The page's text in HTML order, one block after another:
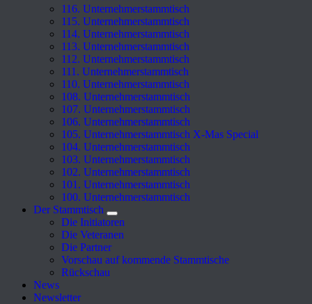
116. Unternehmerstammtisch
115. Unternehmerstammtisch
114. Unternehmerstammtisch
113. Unternehmerstammtisch
112. Unternehmerstammtisch
111. Unternehmerstammtisch
110. Unternehmerstammtisch
108. Unternehmerstammtisch
107. Unternehmerstammtisch
106. Unternehmerstammtisch
105. Unternehmerstammtisch X-Mas Special
104. Unternehmerstammtisch
103. Unternehmerstammtisch
102. Unternehmerstammtisch
101. Unternehmerstammtisch
100. Unternehmerstammtisch
Der Stammtisch
Die Initiatoren
Die Veteranen
Die Partner
Vorschau auf kommende Stammtische
Rückschau
News
Newsletter